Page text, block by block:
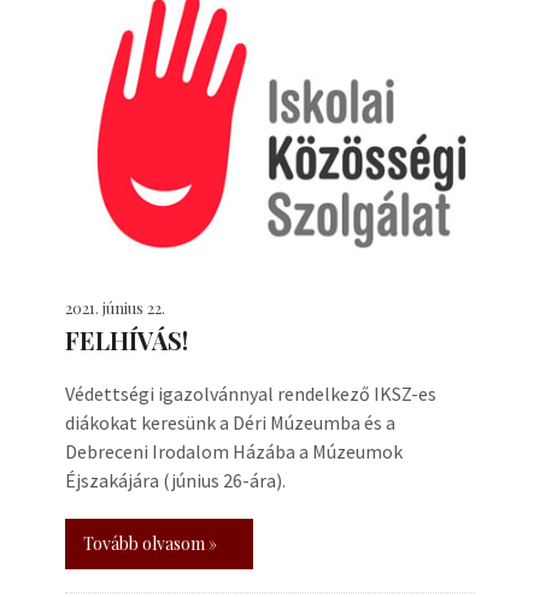
2021. június 22.
FELHÍVÁS!
Védettségi igazolvánnyal rendelkező IKSZ-es
diákokat keresünk a Déri Múzeumba és a
Debreceni Irodalom Házába a Múzeumok
Éjszakájára (június 26-ára).
Tovább olvasom »